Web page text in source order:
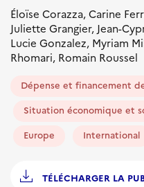
Éloïse Corazza, Carine
Juliette Grangier, Jean-
Lucie Gonzalez, Myriam
Rhomari, Romain Roussel
Dépense et financement
Situation économique et
Europe
International
TÉLÉCHARGER LA